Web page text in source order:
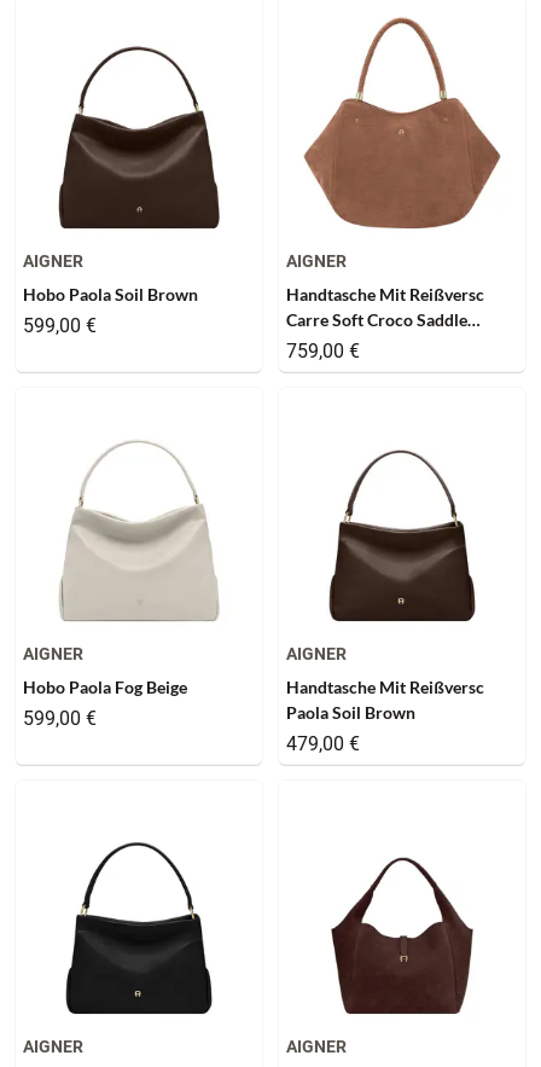
AIGNER
Hobo Paola Soil Brown
599,00 €
AIGNER
Handtasche Mit Reißversc
Carre Soft Croco Saddle
Brown
759,00 €
AIGNER
Hobo Paola Fog Beige
599,00 €
AIGNER
Handtasche Mit Reißversc
Paola Soil Brown
479,00 €
AIGNER AIGNER